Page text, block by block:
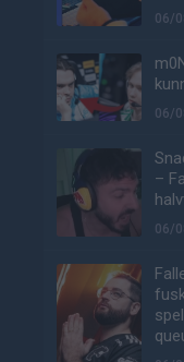
06/
06/
–
06/